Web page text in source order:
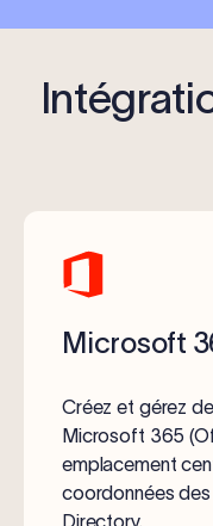
Microsoft
Créez et gérez
Microsoft 365
emplacement
coordonnées des
Directory.